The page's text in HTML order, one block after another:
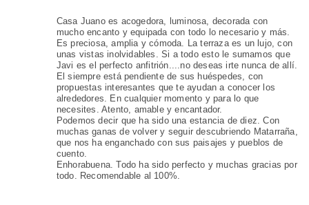
Casa Juano es acogedora, luminosa, decorada con
mucho encanto y equipada con todo lo necesario y más.
Es preciosa, amplia y cómoda. La terraza es un lujo, con
unas vistas inolvidables. Si a todo esto le sumamos que
Javi es el perfecto anfitrión....no deseas irte nunca de allí.
El siempre está pendiente de sus huéspedes, con
propuestas interesantes que te ayudan a conocer los
alrededores. En cualquier momento y para lo que
necesites. Atento, amable y encantador.
Podemos decir que ha sido una estancia de diez. Con
muchas ganas de volver y seguir descubriendo Matarraña,
que nos ha enganchado con sus paisajes y pueblos de
cuento.
Enhorabuena. Todo ha sido perfecto y muchas gracias por
todo. Recomendable al 100%.